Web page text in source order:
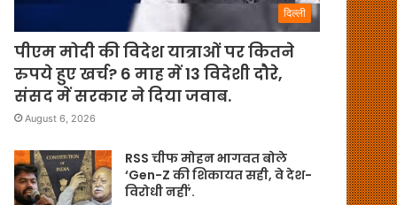
दिल्ली
पीएम मोदी की विदेश यात्राओं पर कितने
रुपये हुए खर्च? 6 माह में 13 विदेशी दौरे,
संसद में सरकार ने दिया जवाब.
August 6, 2026
RSS चीफ मोहन भागवत बोले
‘Gen-Z की शिकायत सही, वे देश-
विरोधी नहीं’.